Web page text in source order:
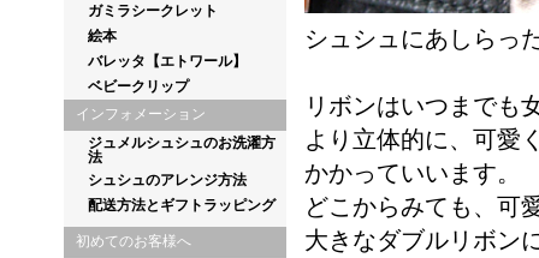
ガミラシークレット
絵本
バレッタ【エトワール】
ベビークリップ
インフォメーション
ジュメルシュシュのお洗濯方
法
シュシュのアレンジ方法
配送方法とギフトラッピング
初めてのお客様へ
シュシュにあしらっ
リボンはいつまでも
より立体的に、可愛
かかっていいます。
どこからみても、可
大きなダブルリボン